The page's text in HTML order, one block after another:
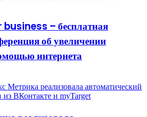
business – бесплатная
об увеличении
интернета